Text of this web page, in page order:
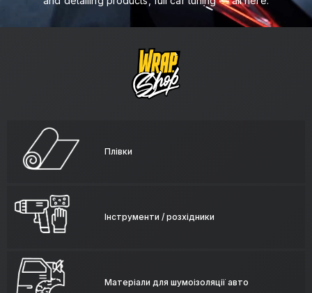
Плівки
Інструменти / розхідники
Матеріали для шумоізоляції авто